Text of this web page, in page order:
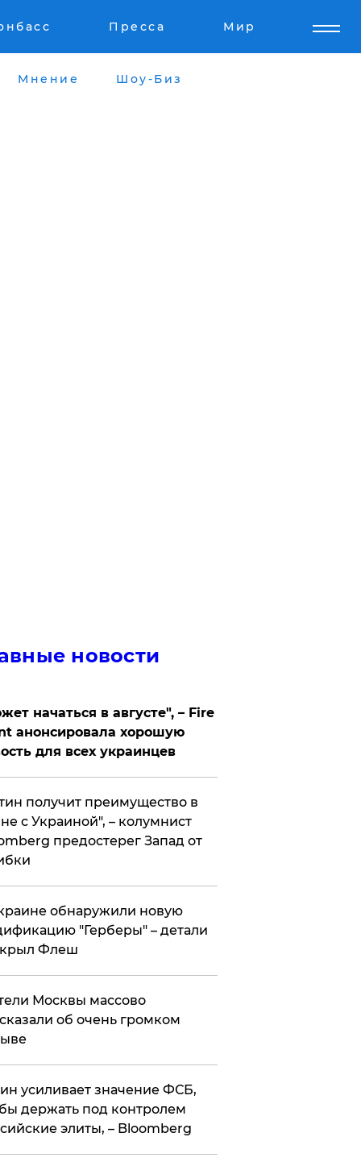
Пресса Мир
Мнение Шоу-Биз
новости
начаться в августе", – Fire
анонсировала хорошую
для всех украинцев
получит преимущество в
с Украиной", – колумнист
предостерег Запад от
обнаружили новую
"Герберы" – детали
Флеш
Москвы массово
об очень громком
усиливает значение ФСБ,
держать под контролем
элиты, – Bloomberg